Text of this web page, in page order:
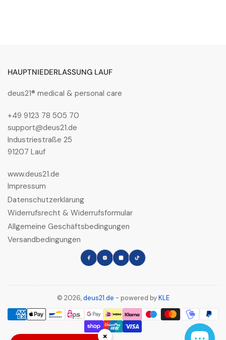
HAUPTNIEDERLASSUNG LAUF
deus21® medical & personal care
+49 9123 78 505 70
support@deus21.de
Industriestraße 25
91207 Lauf
www.deus21.de
Impressum
Datenschutzerklärung
Widerrufsrecht & Widerrufsformular
Allgemeine Geschäftsbedingungen
Versandbedingungen
FacebookInstagram
LinkedInTikTok
© 2026,deus21.de - powered byKLE
Zahlungsmethoden
×